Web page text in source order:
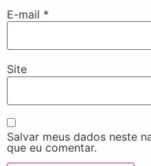
E-mail *
Site
Salvar meus dados neste
que eu comentar.